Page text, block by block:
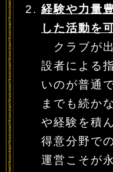
経験や力量
した活動を
クラブが
設者による
いのが普通
までも続か
や経験を積
得意分野で
運営こそが